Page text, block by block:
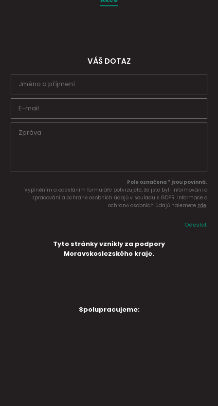
VÁŠ DOTAZ
Pole označena * jsou povinná.
Vyplněním a odesláním formuláře potvrzujete, že jste byli informováni o
zpracování a ochraně osobních údajů v souladu s GDPR. Informace o
ochraně osobních údajů naleznete zde.
Odeslat
Tyto stránky vznikly za podpory
Moravskoslezského kraje.
Spolupracujeme: